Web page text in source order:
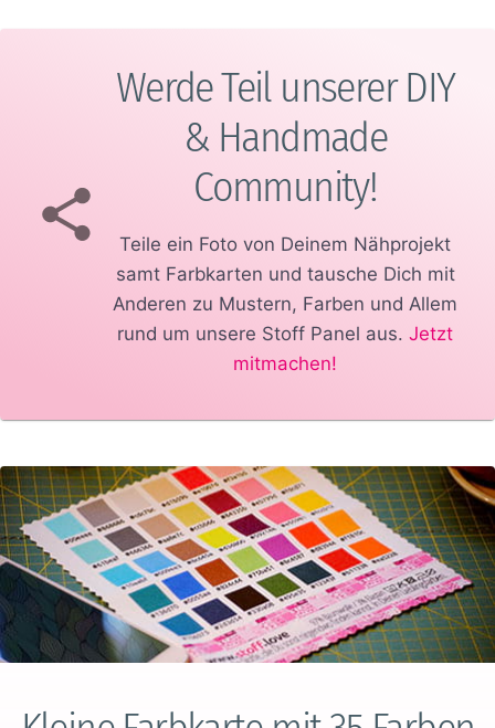
Werde Teil unserer DIY
& Handmade
Community!
Teile ein Foto von Deinem Nähprojekt
samt Farbkarten und tausche Dich mit
Anderen zu Mustern, Farben und Allem
rund um unsere Stoff Panel aus. Jetzt
mitmachen!